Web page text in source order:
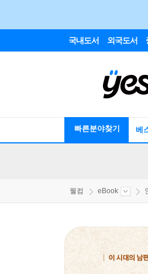
국내도서 외국도서
빠른분야찾기 베
웰컴 eBook